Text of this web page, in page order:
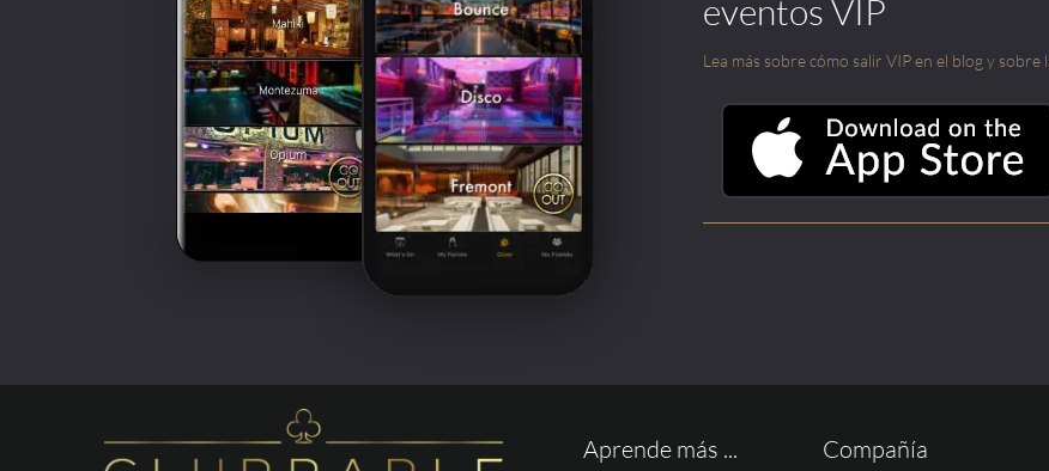
eventos VIP
Lea más sobre cómo salir VIP en el blog y
Aprende más ... Compañía